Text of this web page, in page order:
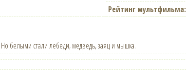
Рейтинг мультфильма:
белыми стали лебеди, медведь, заяц и мышка.